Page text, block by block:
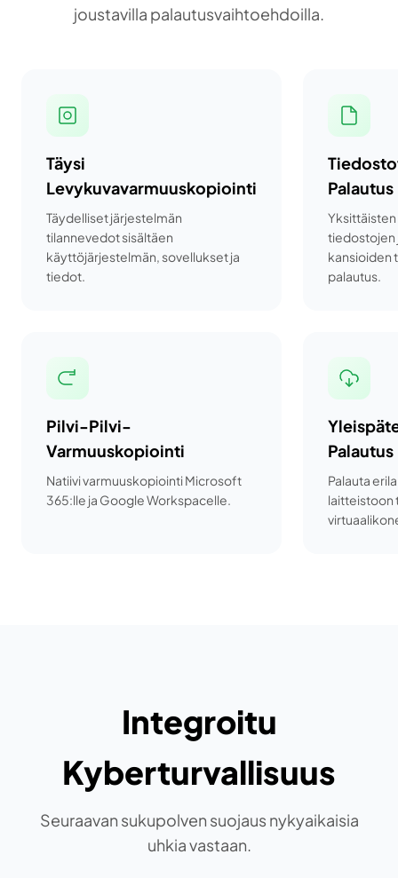
joustavilla palautusvaihtoehdoilla.
Täysi
Levykuvavarmuuskopiointi
Täydelliset järjestelmän
tilannevedot sisältäen
käyttöjärjestelmän, sovellukset ja
tiedot.
Palautus
Yksittäisten
tiedostojen
kansioiden
palautus.
Pilvi-Pilvi-
Varmuuskopiointi
Natiivi varmuuskopiointi Microsoft
365:lle ja Google Workspacelle.
Palautus
Palauta
laitteistoon
Integroitu
Kyberturvallisuus
Seuraavan sukupolven suojaus nykyaikaisia
uhkia vastaan.